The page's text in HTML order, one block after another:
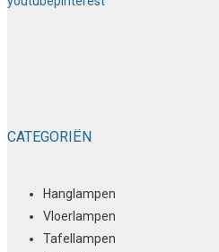
CATEGORIËN
Hanglampen
Vloerlampen
Tafellampen